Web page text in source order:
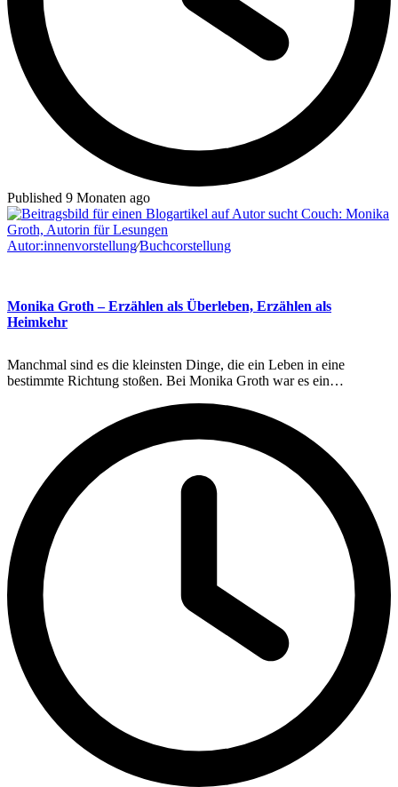
Published 9 Monaten ago
Autor:innenvorstellung∕Buchcorstellung
Monika Groth – Erzählen als Überleben, Erzählen als
Heimkehr
Manchmal sind es die kleinsten Dinge, die ein Leben in eine
bestimmte Richtung stoßen. Bei Monika Groth war es ein…